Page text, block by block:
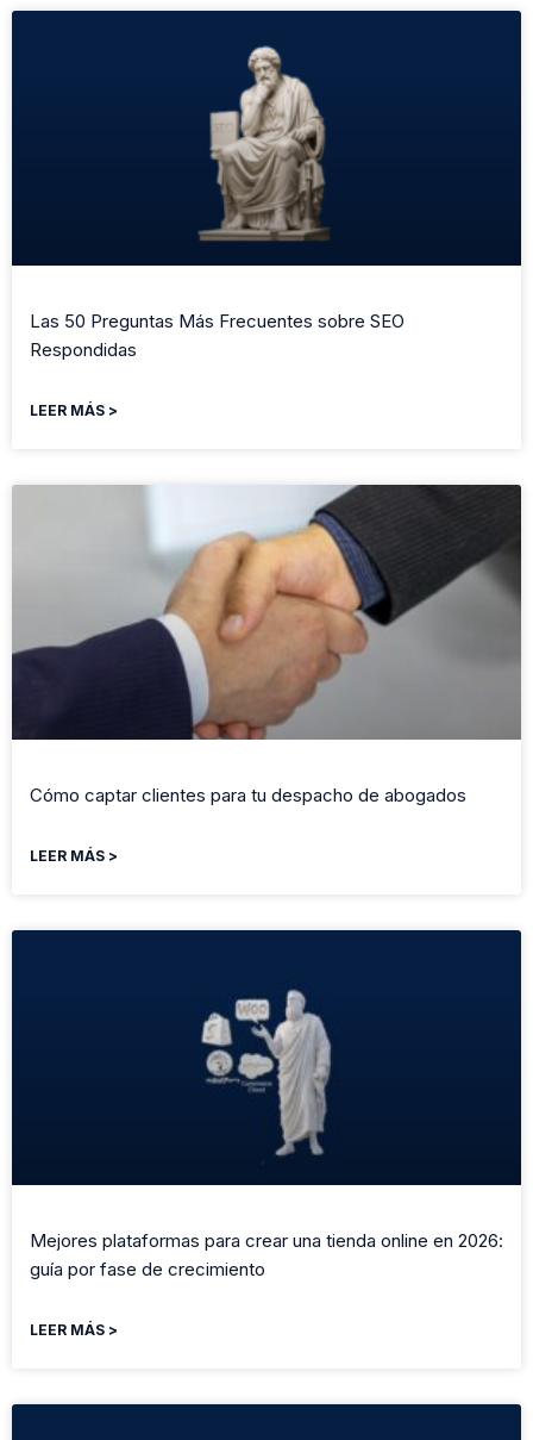
Las 50 Preguntas Más Frecuentes sobre SEO
Respondidas
LEER MÁS >
Cómo captar clientes para tu despacho de abogados
LEER MÁS >
Mejores plataformas para crear una tienda online en 2026:
guía por fase de crecimiento
LEER MÁS >